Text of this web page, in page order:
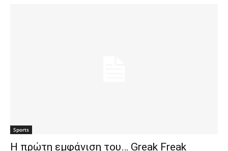
Sports
Η πρώτη εμφάνιση του… Greak Freak